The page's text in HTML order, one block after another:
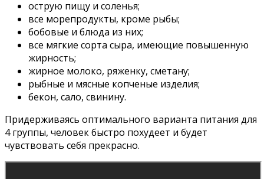
острую пищу и соленья;
все морепродукты, кроме рыбы;
бобовые и блюда из них;
все мягкие сорта сыра, имеющие повышенную
жирность;
жирное молоко, ряженку, сметану;
рыбные и мясные копченые изделия;
бекон, сало, свинину.
Придерживаясь оптимального варианта питания для
4 группы, человек быстро похудеет и будет
чувствовать себя прекрасно.